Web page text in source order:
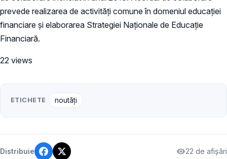
prevede realizarea de activități comune în domeniul educației
financiare și elaborarea Strategiei Naționale de Educație
Financiară.
22 views
ETICHETE noutăți
Distribuie 22 de afișări